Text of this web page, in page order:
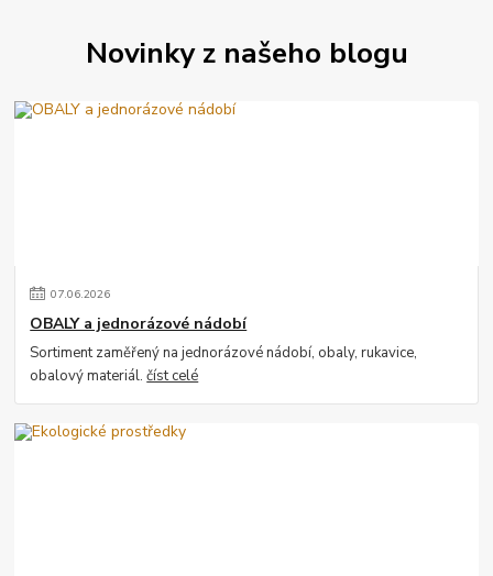
Novinky z našeho blogu
07.06.2026
OBALY a jednorázové nádobí
Sortiment zaměřený na jednorázové nádobí, obaly, rukavice,
obalový materiál.číst celé